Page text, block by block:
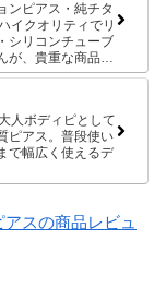
ンピアス・純チタ
イクオリティでリ
シリコンチューブ
が、貴重な商品ば
人ボディピとして
ピアス。普段使い
で幅広く使えるデ
スの商品レビュ